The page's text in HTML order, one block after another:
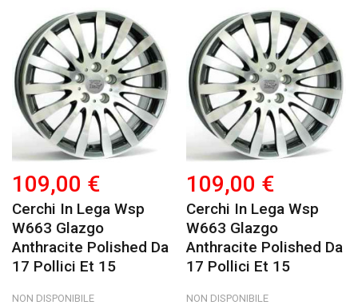
109,00 €
Cerchi In Lega Wsp
W663 Glazgo
Anthracite Polished Da
17 Pollici Et 15
NON DISPONIBILE
109,00 €
Cerchi In Lega Wsp
W663 Glazgo
Anthracite Polished Da
17 Pollici Et 15
NON DISPONIBILE